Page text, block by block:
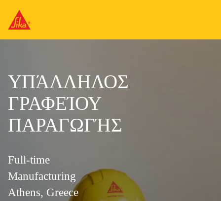
ΥΠΆΛΛΗΛΟΣ
ΓΡΑΦΕΊΟΥ
ΠΑΡΑΓΩΓΉΣ
Full-time
Manufacturing
Athens, Greece